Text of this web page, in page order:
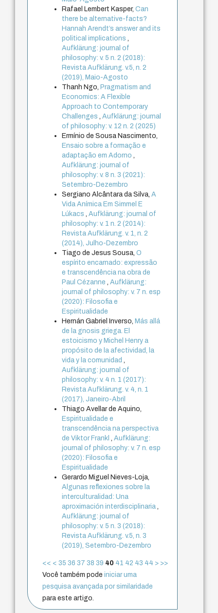
Rafael Lembert Kasper,Can
there be alternative-facts?
Hannah Arendt’s answer and its
political implications
Aufklärung: journal of
philosophy: v. 5 n. 2 (2018):
Revista Aufklärung. v.5, n. 2
(2019), Maio-Agosto
Thanh Ngo, Pragmatism and
Economics: A Flexible
Approach to Contemporary
Challenges
,Aufklärung: journal
of philosophy: v. 12 n. 2 (2025)
Ermínio de Sousa Nascimento,
Ensaio sobre a formação e
adaptação em Adorno
Aufklärung: journal of
philosophy: v. 8 n. 3 (2021):
Setembro-Dezembro
Sergiano Alcântara da Silva,A
Vida Anímica Em Simmel E
Lúkacs
,Aufklärung: journal of
philosophy: v. 1 n. 2 (2014):
Revista Aufklärung. v. 1, n. 2
(2014), Julho-Dezembro
Tiago de Jesus Sousa,O
espírito encarnado: expressão
e transcendência na obra de
Paul Cézanne
,Aufklärung:
journal of philosophy: v. 7 n. esp
(2020): Filosofia e
Espiritualidade
Hernán Gabriel Inverso, Más allá
de la gnosis griega. El
estoicismo y Michel Henry a
propósito de la afectividad, la
vida y la comunidad
Aufklärung: journal of
philosophy: v. 4 n. 1 (2017):
Revista Aufklärung. v. 4, n. 1
(2017), Janeiro-Abril
Thiago Avellar de Aquino,
Espiritualidade e
transcendência na perspectiva
de Viktor Frankl
,Aufklärung:
journal of philosophy: v. 7 n. esp
(2020): Filosofia e
Espiritualidade
Gerardo Miguel Nieves-Loja,
Algunas reflexiones sobre la
interculturalidad: Una
aproximación interdisciplinaria
Aufklärung: journal of
philosophy: v. 5 n. 3 (2018):
Revista Aufklärung. v.5, n. 3
(2019), Setembro-Dezembro
<< < 35 36 37 38 39 40 41 42 43 44 > >>
Você também podeiniciar uma
pesquisa avançada por similaridade
para este artigo.